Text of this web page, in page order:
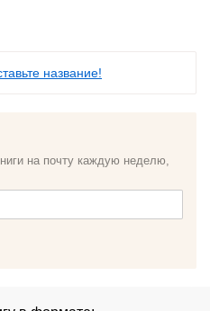
название!
на почту каждую неделю,